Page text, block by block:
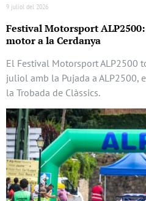
9 juliol del 2026
Festival Motorsport
motor a la Cerdanya
El Festival Motorsport ALP2500
juliol amb la Pujada a ALP2500,
la Trobada de Clàssics.